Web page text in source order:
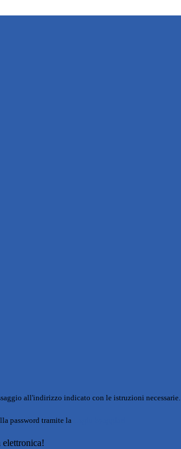
all'indirizzo indicato con le istruzioni necessarie.
password tramite la
elettronica!